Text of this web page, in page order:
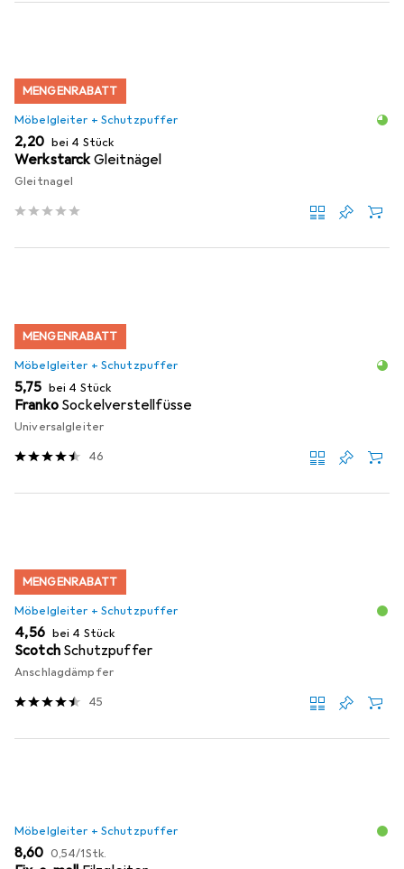
MENGENRABATT
Möbelgleiter + Schutzpuffer
EUR
2,20 bei 4 Stück
WerkstarckGleitnägel
Gleitnagel
MENGENRABATT
Möbelgleiter + Schutzpuffer
EUR
5,75 bei 4 Stück
Franko Sockelverstellfüsse
Universalgleiter
46
MENGENRABATT
Möbelgleiter + Schutzpuffer
EUR
4,56 bei 4 Stück
Scotch Schutzpuffer
Anschlagdämpfer
45
Möbelgleiter + Schutzpuffer
EUR
8,60 EUR
0,54/1Stk.